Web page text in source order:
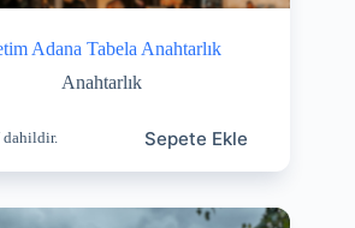
Adana Tabela Anahtarlık
Anahtarlık
dahildir. Sepete Ekle